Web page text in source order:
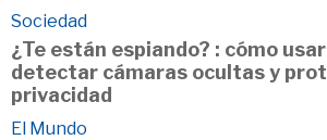
Sociedad
¿Te están espiando? : cómo
detectar cámaras ocultas y
privacidad
El Mundo